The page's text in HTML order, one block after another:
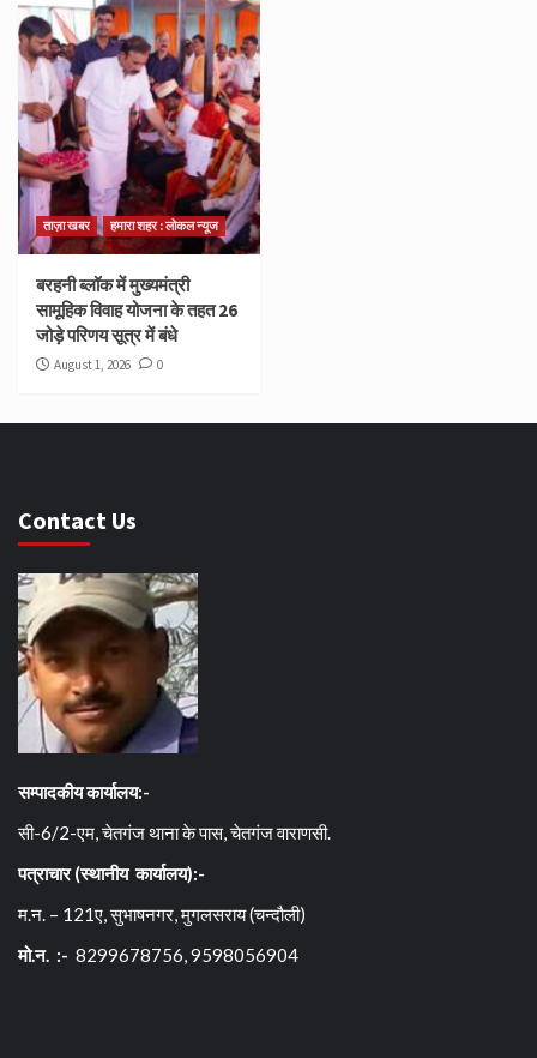
ताज़ा खबर हमारा शहर : लोकल न्यूज
बरहनी ब्लॉक में मुख्यमंत्री
सामूहिक विवाह योजना के तहत 26
जोड़े परिणय सूत्र में बंधे
August 1, 2026 0
Contact Us
सम्पादकीय कार्यालय:-
सी-6/2-एम, चेतगंज थाना के पास, चेतगंज वाराणसी.
पत्राचार (स्थानीय कार्यालय):-
म.न. – 121ए, सुभाषनगर, मुगलसराय (चन्दौली)
मो.न. :- 8299678756, 9598056904